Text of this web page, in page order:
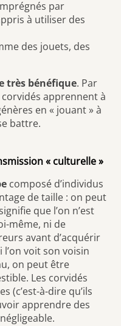
par
à utiliser des
jouets, des
très bénéfique. Par
apprennent à
en « jouant » à
battre.
« culturelle »
composé d’individus
de taille : on peut
que l’on n’est
même, ni de
avant d’acquérir
l’on voit son voisin
on peut être
Les corvidés
(c’est-à-dire qu’ils
apprendre des